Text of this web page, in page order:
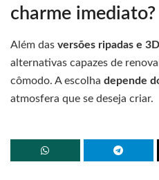
charme imediato?
Além das versões ripadas e 3D
alternativas capazes de
cômodo. A escolha depende
atmosfera que se deseja criar.